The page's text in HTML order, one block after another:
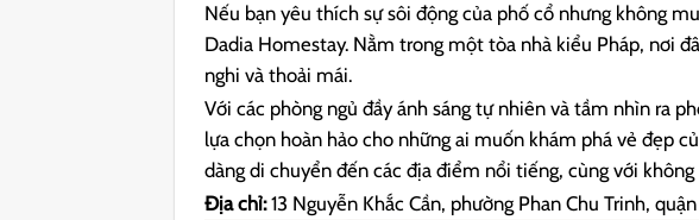
Nếu bạn yêu thích sự sôi động của phố cổ nhưng không
Dadia Homestay. Nằm trong một tòa nhà kiểu Pháp, nơi
nghi và thoải mái.
Với các phòng ngủ đầy ánh sáng tự nhiên và tầm nhìn ra
lựa chọn hoàn hảo cho những ai muốn khám phá vẻ đẹp
dàng di chuyển đến các địa điểm nổi tiếng, cùng với
Địa chỉ:13 Nguyễn Khắc Cần, phường Phan Chu Trinh,